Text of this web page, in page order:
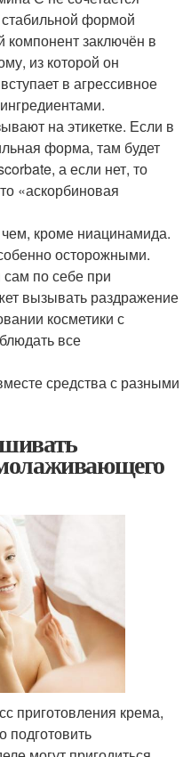
формой
компонент заключён в
из которой он
в агрессивное
на этикетке. Если в
форма, там будет
а если нет, то
«аскорбиновая
чем, кроме ниацинамида.
осторожными.
по себе при
вызывать раздражение
косметики с
все
средства с разными
приготовления крема,
подготовить